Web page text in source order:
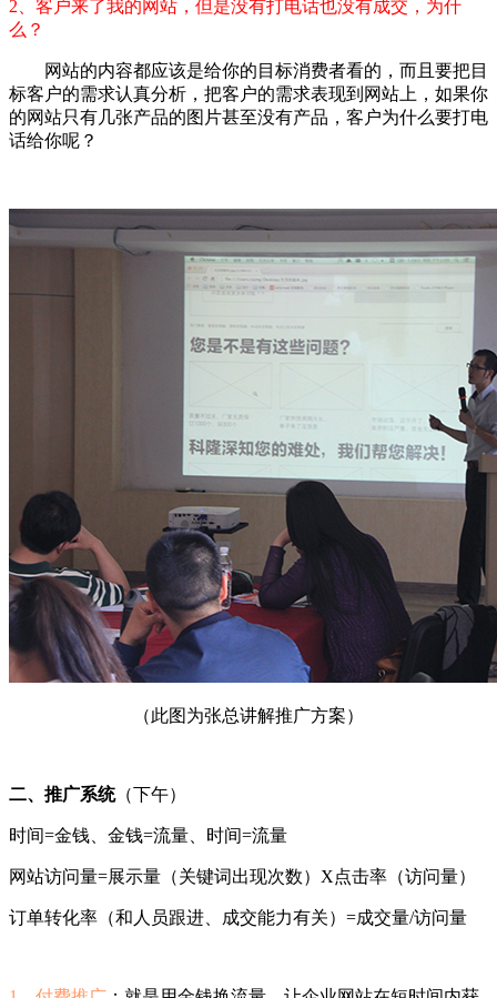
2、客户来了我的网站，但是没有打电话也没有成交，为什
么？
网站的内容都应该是给你的目标消费者看的，而且要把目
标客户的需求认真分析，把客户的需求表现到网站上，如果你
的网站只有几张产品的图片甚至没有产品，客户为什么要打电
话给你呢？
（此图为张总讲解推广方案）
二、推广系统（下午）
时间=金钱、金钱=流量、时间=流量
网站访问量=展示量（关键词出现次数）X点击率（访问量）
订单转化率（和人员跟进、成交能力有关）=成交量/访问量